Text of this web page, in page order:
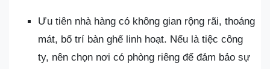
Ưu tiên nhà hàng có không gian rộng rãi, thoáng
mát, bố trí bàn ghế linh hoạt. Nếu là tiệc công
ty, nên chọn nơi có phòng riêng để đảm bảo sự